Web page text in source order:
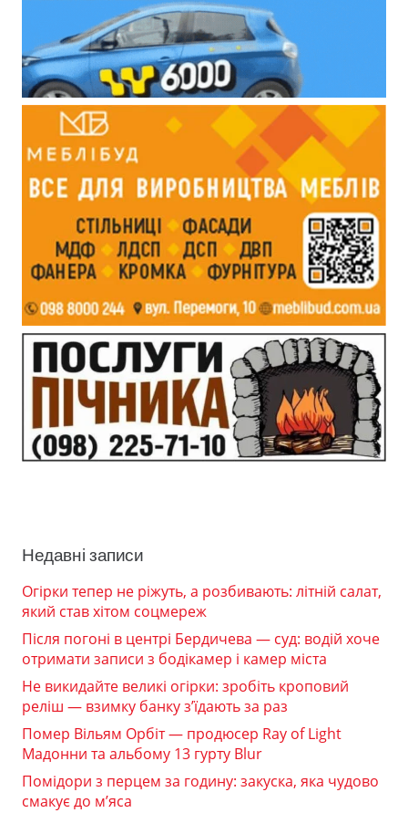
Недавні записи
Огірки тепер не ріжуть, а розбивають: літній салат,
який став хітом соцмереж
Після погоні в центрі Бердичева — суд: водій хоче
отримати записи з бодікамер і камер міста
Не викидайте великі огірки: зробіть кроповий
реліш — взимку банку з’їдають за раз
Помер Вільям Орбіт — продюсер Ray of Light
Мадонни та альбому 13 гурту Blur
Помідори з перцем за годину: закуска, яка чудово
смакує до м’яса